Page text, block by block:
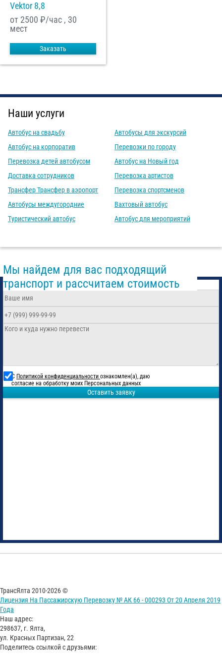
Vektor 8,8
от 2500 ₽/час , 30
мест
Заказать
Наши услуги
Автобус на свадьбу
Автобус на корпоратив
Перевозка детей автобусом
Доставка сотрудников
Трансфер Трансфер в аэропорт
Автобусы междугородние
Туристический автобус
Автобусы для экскурсий
Перевозки по городу
Автобус на Новый год
Перевозка артистов
Перевозка спортсменов
Вахтовый автобус
Автобус для мероприятий
Мы найдем для вас подходящий
транспорт и рассчитаем стоимость
С Политикой конфиденциальности ознакомлен(а), даю
согласие на обработку моих Персональных данных
Оставить заявку
ТрансЯлта 2010-2026 ©
Лицензия На Пассажирскую Перевозку № АК 66 - 000293 От 20 Апреля 2019
Года
Наш адрес:
298637, г. Ялта,
ул. Красных Партизан, 22
Поделитесь ссылкой с друзьями: